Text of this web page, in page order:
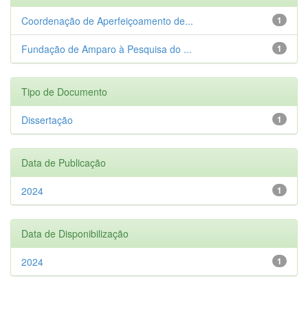
1
Coordenação de Aperfeiçoamento de...
1
Fundação de Amparo à Pesquisa do ...
Tipo de Documento
1
Dissertação
Data de Publicação
1
2024
Data de Disponibilização
1
2024